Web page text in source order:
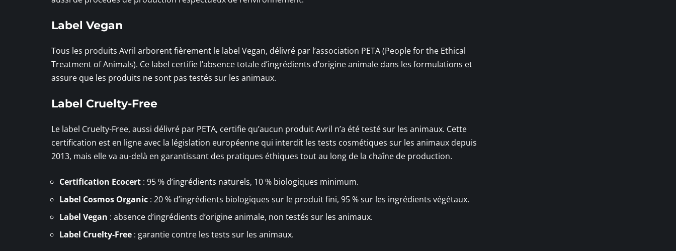
Label Vegan
Tous les produits Avril arborent fièrement le label Vegan, délivré par l’association PETA (People for the Ethical
Treatment of Animals). Ce label certifie l’absence totale d’ingrédients d’origine animale dans les formulations et
assure que les produits ne sont pas testés sur les animaux.
Label Cruelty-Free
Le label Cruelty-Free, aussi délivré par PETA, certifie qu’aucun produit Avril n’a été testé sur les animaux. Cette
certification est en ligne avec la législation européenne qui interdit les tests cosmétiques sur les animaux depuis
2013, mais elle va au-delà en garantissant des pratiques éthiques tout au long de la chaîne de production.
Certification Ecocert : 95 % d’ingrédients naturels, 10 % biologiques minimum.
Label Cosmos Organic : 20 % d’ingrédients biologiques sur le produit fini, 95 % sur les ingrédients végétaux.
Label Vegan : absence d’ingrédients d’origine animale, non testés sur les animaux.
Label Cruelty-Free : garantie contre les tests sur les animaux.